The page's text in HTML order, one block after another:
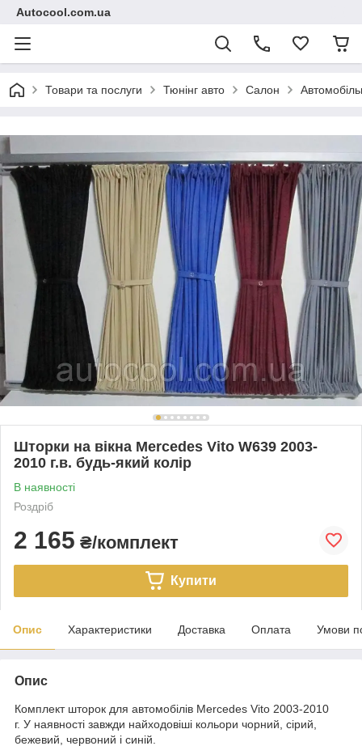
Autocool.com.ua
Товари та послуги Тюнінг авто Салон
Шторки на вікна Mercedes Vito W639 2003-
2010 г.в. будь-який колір
В наявності
Роздріб
2 165 ₴/комплект
Купити
Опис Характеристики Доставка Оплата Умови
Опис
Комплект шторок для автомобілів Mercedes Vito 2003-2010
г. У наявності завжди найходовіші кольори чорний, сірий,
бежевий, червоний і синій.